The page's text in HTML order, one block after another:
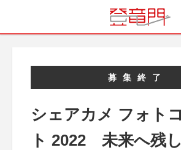
募集終了
シェアカメ フォト
ト 2022 未来へ残